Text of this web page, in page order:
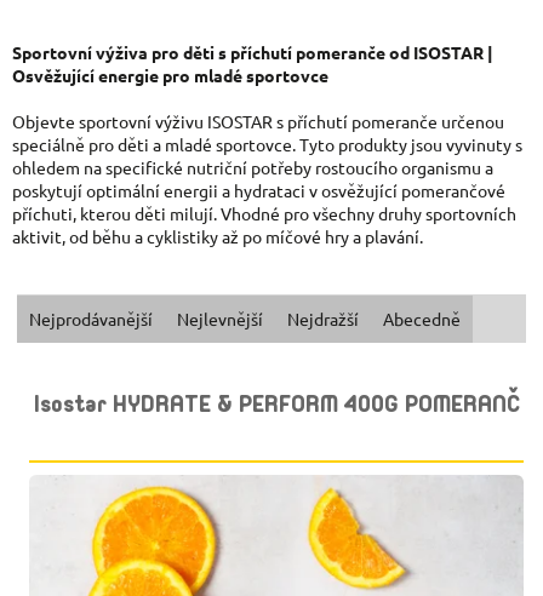
Sportovní výživa pro děti s příchutí pomeranče od ISOSTAR |
Osvěžující energie pro mladé sportovce
Objevte sportovní výživu ISOSTAR s příchutí pomeranče určenou
speciálně pro děti a mladé sportovce. Tyto produkty jsou vyvinuty s
ohledem na specifické nutriční potřeby rostoucího organismu a
poskytují optimální energii a hydrataci v osvěžující pomerančové
příchuti, kterou děti milují. Vhodné pro všechny druhy sportovních
aktivit, od běhu a cyklistiky až po míčové hry a plavání.
Ř
Z
Nejprodávanější Nejlevnější Nejdražší Abecedně
Isostar HYDRATE & PERFORM 400G POMERANČ